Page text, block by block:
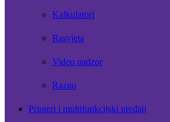
Kalkulatori
Rasvjeta
Video nadzor
Razno
Printeri i multifunkcijski uređaji